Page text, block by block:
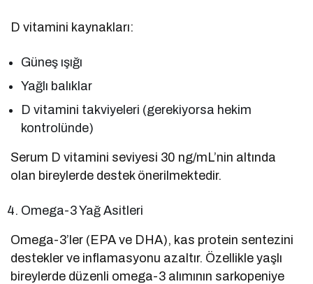
D vitamini kaynakları:
Güneş ışığı
Yağlı balıklar
D vitamini takviyeleri (gerekiyorsa hekim
kontrolünde)
Serum D vitamini seviyesi 30 ng/mL’nin altında
olan bireylerde destek önerilmektedir.
Omega-3 Yağ Asitleri
Omega-3’ler (EPA ve DHA), kas protein sentezini
destekler ve inflamasyonu azaltır. Özellikle yaşlı
bireylerde düzenli omega-3 alımının sarkopeniye